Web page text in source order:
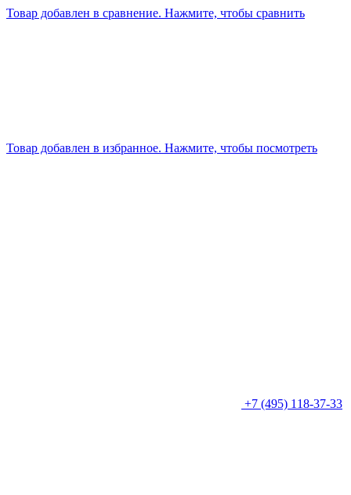
Товар добавлен в сравнение. Нажмите, чтобы сравнить
Товар добавлен в избранное. Нажмите, чтобы посмотреть
+7 (495) 118-37-33